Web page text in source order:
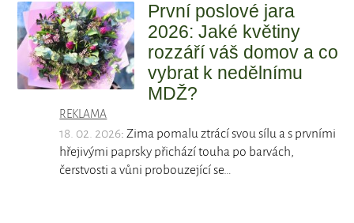
První poslové jara
2026: Jaké květiny
rozzáří váš domov a co
vybrat k nedělnímu
MDŽ?
REKLAMA
18. 02. 2026: Zima pomalu ztrácí svou sílu a s prvními
hřejivými paprsky přichází touha po barvách,
čerstvosti a vůni probouzející se…